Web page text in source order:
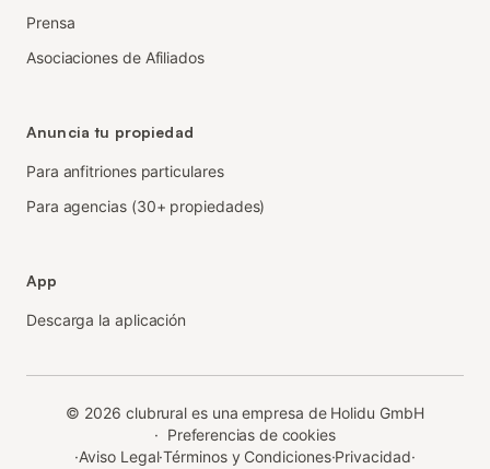
Prensa
Asociaciones de Afiliados
Anuncia tu propiedad
Para anfitriones particulares
Para agencias (30+ propiedades)
App
Descarga la aplicación
© 2026 clubrural es una empresa de Holidu GmbH
· Preferencias de cookies
·Aviso Legal·Términos y Condiciones·Privacidad·